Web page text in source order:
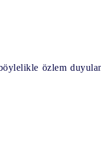
özlem